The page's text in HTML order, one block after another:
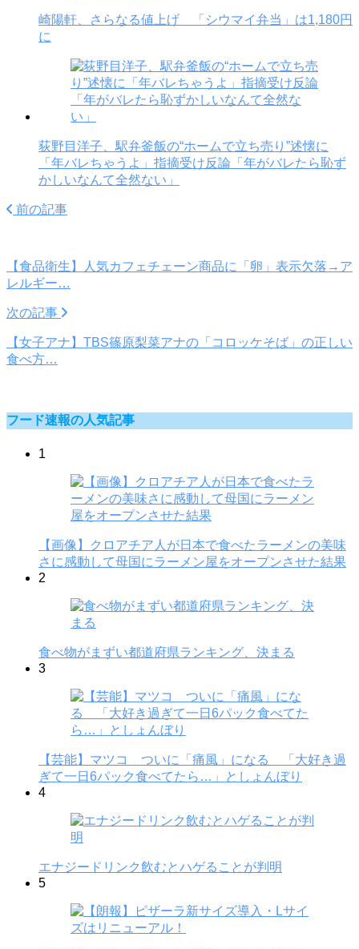
崎陽軒、さらなる値上げ 「シウマイ弁当」は1,180円
に
荻野目洋子、駅弁釜飯の“ホームで立ち売り”述懐に
「年バレちゃうよ」指摘受け反論「年がバレたら恥ず
かしいなんて全然ない」
前の記事
【食品衛生】人気カフェチェーン商品に「卵」表示欠落→ア
レルギー…
次の記事
【女子アナ】TBS篠原梨菜アナの「コロッケそば」の正しい
食べ方…
フード速報の人気記事
1
【画像】クロアチア人が日本で食べたラーメンの美味
さに感動して母国にラーメン屋をオープンさせた結果
2
食べ物がまずい都道府県ランキング、決まる
3
【芸能】マツコ ついに「痛風」になる 「大好き過
ぎて一日6パック食べてたら…」としょんぼり
4
エナジードリンク飲むとハゲることが判明
5